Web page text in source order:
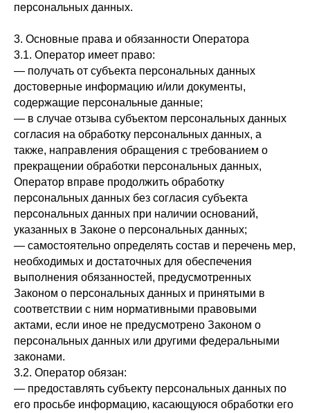
персональных данных.
3. Основные права и обязанности Оператора
3.1. Оператор имеет право:
— получать от субъекта персональных данных
достоверные информацию и/или документы,
содержащие персональные данные;
— в случае отзыва субъектом персональных данных
согласия на обработку персональных данных, а
также, направления обращения с требованием о
прекращении обработки персональных данных,
Оператор вправе продолжить обработку
персональных данных без согласия субъекта
персональных данных при наличии оснований,
указанных в Законе о персональных данных;
— самостоятельно определять состав и перечень мер,
необходимых и достаточных для обеспечения
выполнения обязанностей, предусмотренных
Законом о персональных данных и принятыми в
соответствии с ним нормативными правовыми
актами, если иное не предусмотрено Законом о
персональных данных или другими федеральными
законами.
3.2. Оператор обязан:
— предоставлять субъекту персональных данных по
его просьбе информацию, касающуюся обработки его